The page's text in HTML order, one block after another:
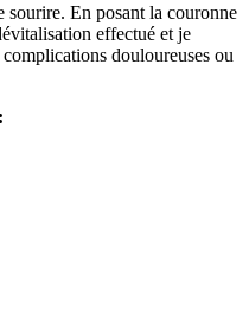
En posant la couronne
effectué et je
douloureuses ou